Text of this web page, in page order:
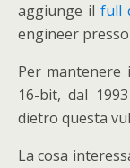
aggiunge ilfull
engineer
Per mantenere
16-bit, dal
dietro questa
La cosa